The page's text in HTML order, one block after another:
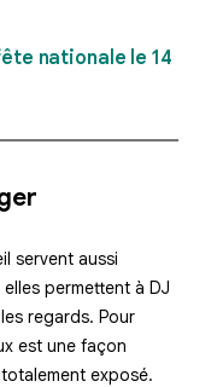
nationale le 14
servent aussi
permettent à DJ
regards. Pour
est une façon
exposé.